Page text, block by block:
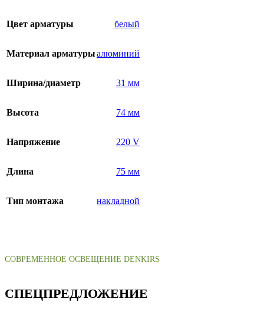
Цвет арматуры белый
Материал арматурыалюминий
Ширина/диаметр 31 мм
Высота 74 мм
Напряжение 220 V
Длина 75 мм
Тип монтажа накладной
СОВРЕМЕННОЕ ОСВЕЩЕНИЕ DENKIRS
СПЕЦПРЕДЛОЖЕНИЕ